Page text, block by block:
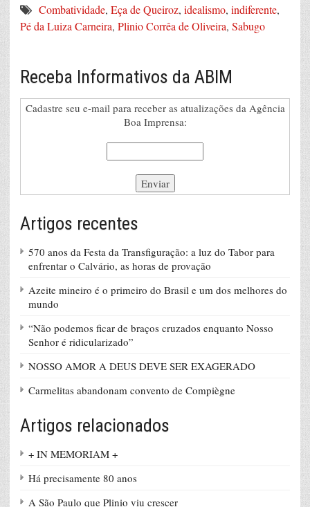
Combatividade, Eça de Queiroz, idealismo, indiferente,
Pé da Luiza Carneira, Plinio Corrêa de Oliveira, Sabugo
Receba Informativos da ABIM
Cadastre seu e-mail para receber as atualizações da Agência
Boa Imprensa:
Artigos recentes
570 anos da Festa da Transfiguração: a luz do Tabor para
enfrentar o Calvário, as horas de provação
Azeite mineiro é o primeiro do Brasil e um dos melhores do
mundo
“Não podemos ficar de braços cruzados enquanto Nosso
Senhor é ridicularizado”
NOSSO AMOR A DEUS DEVE SER EXAGERADO
Carmelitas abandonam convento de Compiègne
Artigos relacionados
+ IN MEMORIAM +
Há precisamente 80 anos
A São Paulo que Plinio viu crescer